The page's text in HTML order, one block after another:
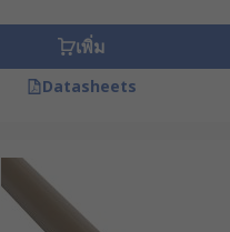
เพิ่ม
Datasheets